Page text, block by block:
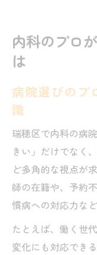
内科のプロ
は
病院選びのプ
識
瑞穂区で内科の病
きい」だけでなく
ど多角的な視点が
師の在籍や、予約
慣病への対応力な
たとえば、働く世
変化にも対応でき